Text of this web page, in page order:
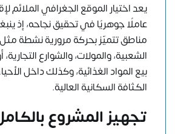
يعد اختيار الموقع الجغرافي الملائم
عاملًا جوهريًا في تحقيق نجاحه، إذ
مناطق تتميّز بحركة مرورية نشطة
الشعبية، والمولات، والشوارع
بيع المواد الغذائية، وكذلك داخل
الكثافة السكانية العالية.
تجهيز المشروع